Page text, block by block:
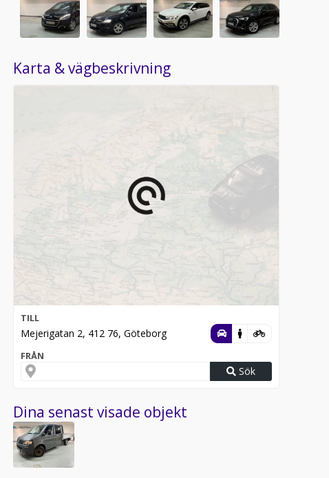
Karta & vägbeskrivning
TILL
Mejerigatan 2, 412 76, Göteborg
FRÅN
Sök
Dina senast visade objekt